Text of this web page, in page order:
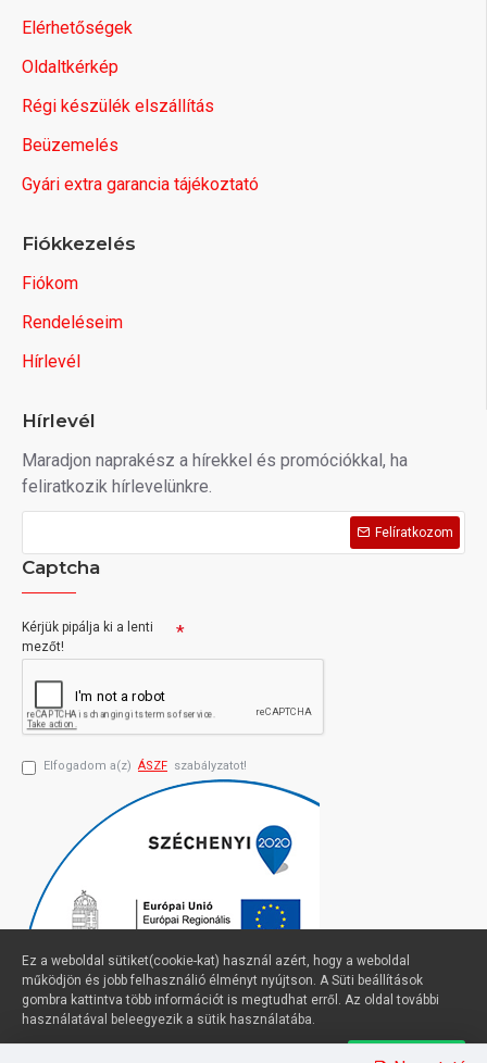
Elérhetőségek
Oldaltkérkép
Régi készülék elszállítás
Beüzemelés
Gyári extra garancia tájékoztató
Fiókkezelés
Fiókom
Rendeléseim
Hírlevél
Hírlevél
Maradjon naprakész a hírekkel és promóciókkal, ha
feliratkozik hírlevelünkre.
Felíratkozom
Captcha
Kérjük pipálja ki a lenti
mezőt!
Elfogadom a(z) ÁSZF szabályzatot!
Ez a weboldal sütiket(cookie-kat) használ azért, hogy a weboldal
működjön és jobb felhasználió élményt nyújtson. A Süti beállítások
gombra kattintva több információt is megtudhat erről. Az oldal további
használatával beleegyezik a sütik használatába.